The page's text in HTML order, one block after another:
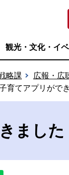
観光・文化・イ
略課 広報・広
育てアプリがで
ました